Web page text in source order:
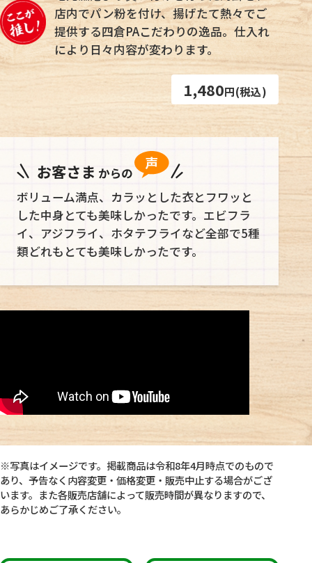
店内でパン粉を付け、揚げたて熱々でご
提供する四倉PAこだわりの逸品。仕入れ
により日々内容が変わります。
1,480円(税込)
ボリューム満点、カラッとした衣とフワッと
した中身とても美味しかったです。エビフラ
イ、アジフライ、ホタテフライなど全部で5種
類どれもとても美味しかったです。
※写真はイメージです。掲載商品は令和8年4月時点でのもので
あり、予告なく内容変更・価格変更・販売中止する場合がござ
います。また各販売店舗によって販売時間が異なりますので、
あらかじめご了承ください。